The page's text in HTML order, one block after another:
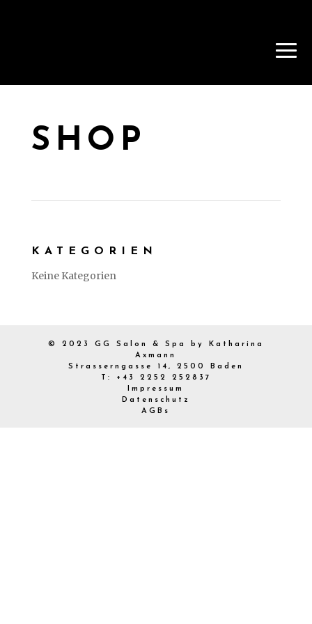
SHOP
KATEGORIEN
Keine Kategorien
© 2023 GG Salon & Spa by Katharina
Axmann
Strasserngasse 14, 2500 Baden
T: +43 2252 252837
Impressum
Datenschutz
AGBs